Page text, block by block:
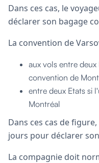
Dans ces cas, le
déclarer son bagage
La convention de
aux vols entre
convention de
entre deux Etats si
Montréal
Dans ces cas de
jours pour déclarer
La compagnie doit